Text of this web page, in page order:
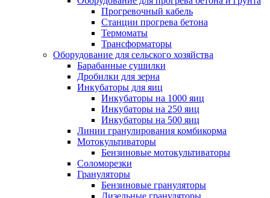
Прогревочный кабель
Станции прогрева бетона
Термоматы
Трансформаторы
Оборудование для сельского хозяйства
Барабанные сушилки
Дробилки для зерна
Инкубаторы для яиц
Инкубаторы на 1000 яиц
Инкубаторы на 250 яиц
Инкубаторы на 500 яиц
Линии гранулирования комбикорма
Мотокультиваторы
Бензиновые мотокультиваторы
Соломорезки
Грануляторы
Бензиновые грануляторы
Дизельные грануляторы